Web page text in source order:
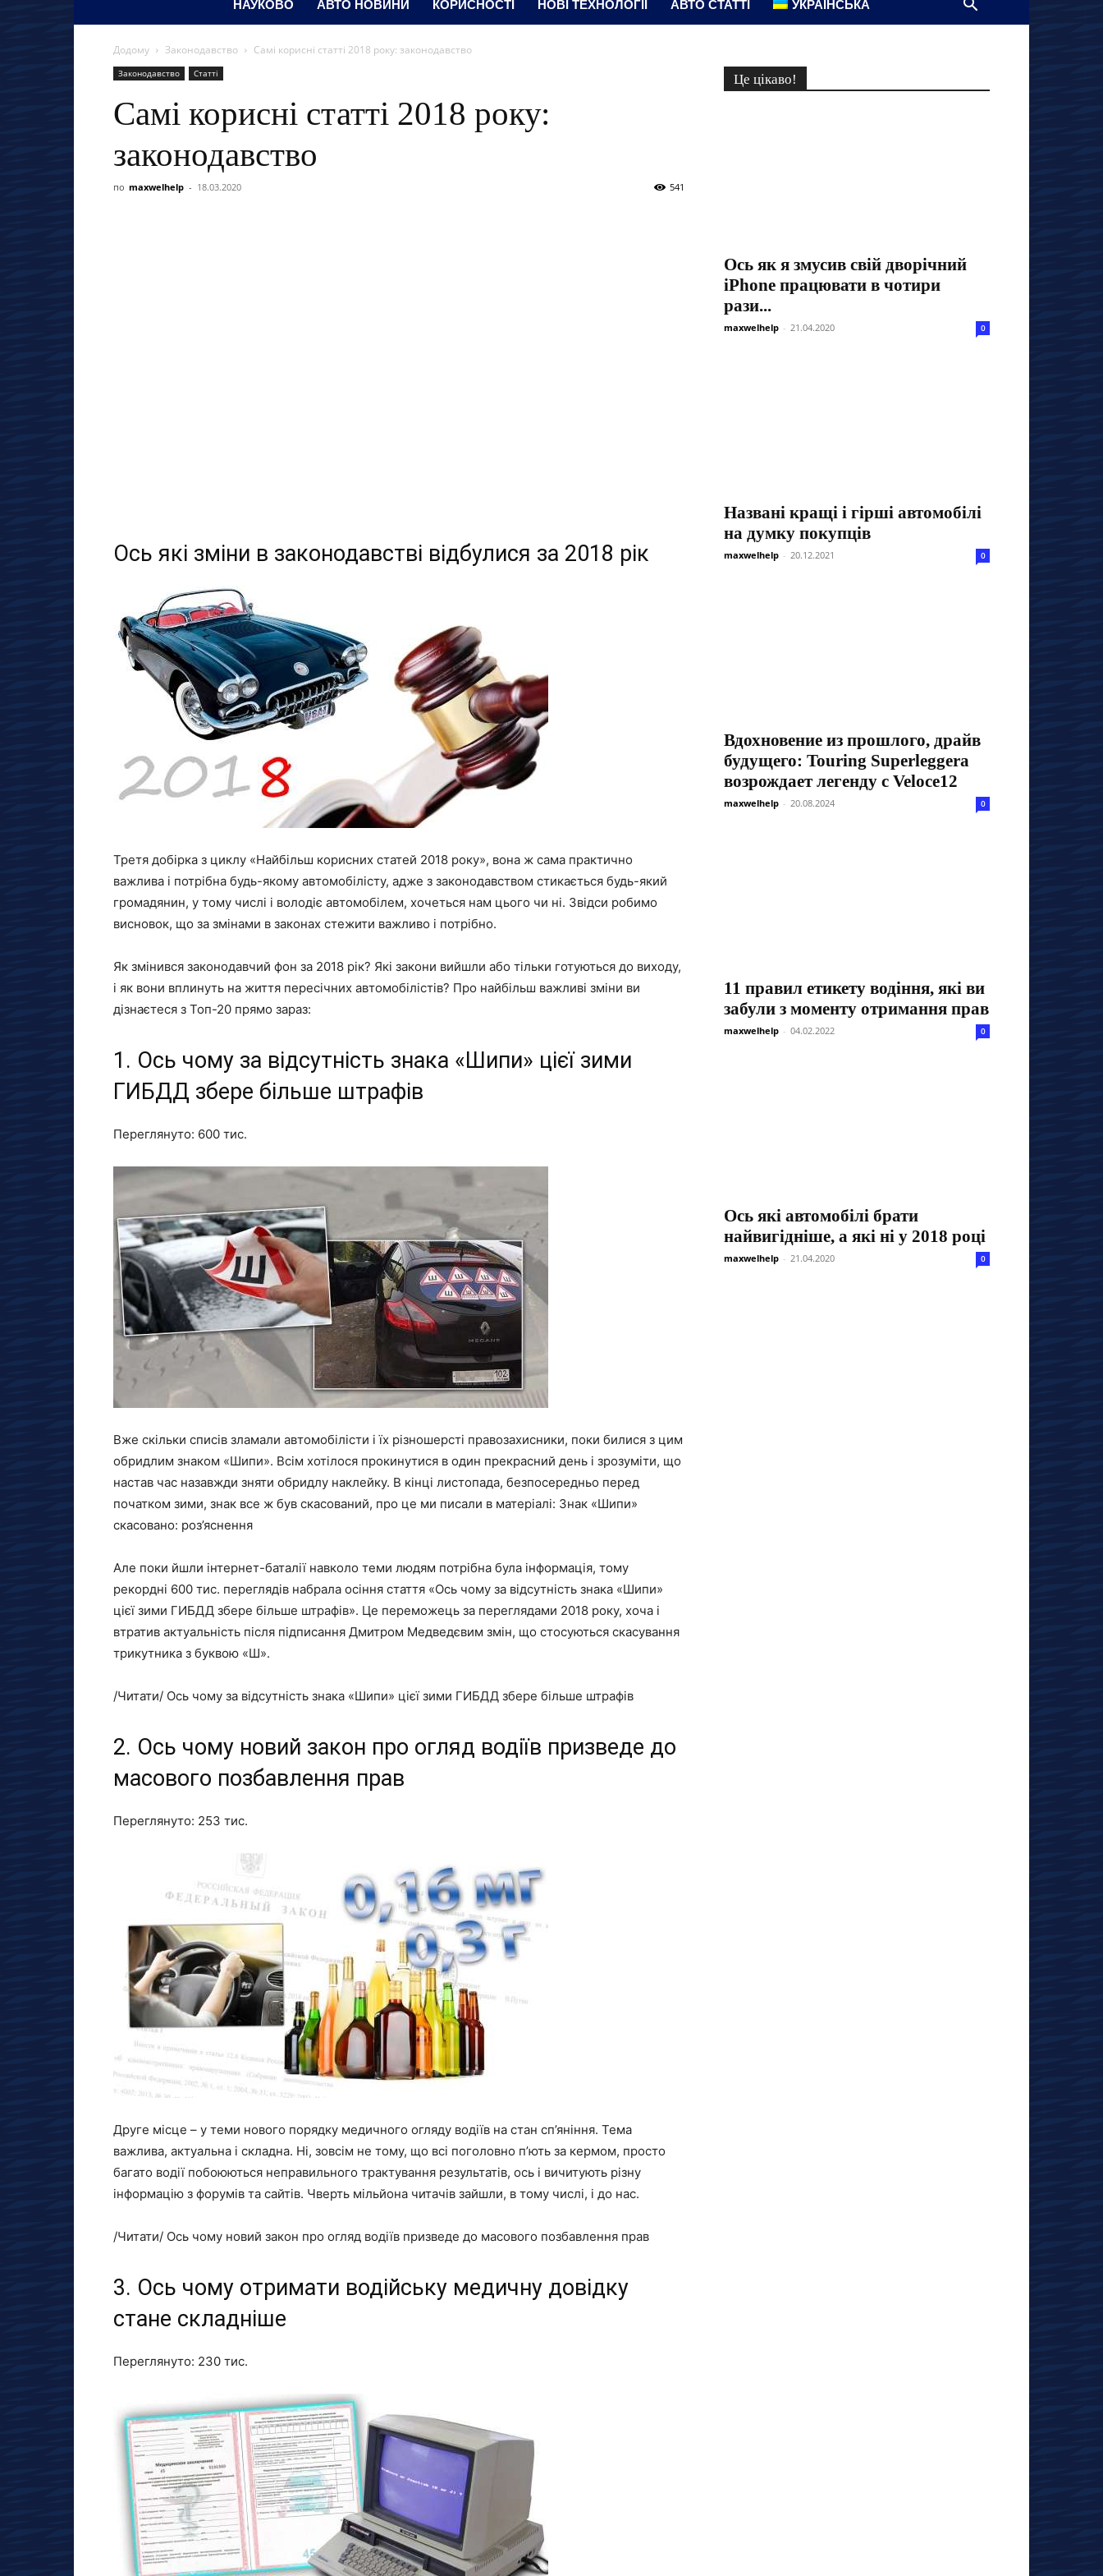
НАУКОВО АВТО НОВИНИ КОРИСНОСТІ НОВІ ТЕХНОЛОГІЇ АВТО СТАТТІ УКРАЇНСЬКА
Додому Законодавство Самі корисні статті 2018 року: законодавство
Законодавство Статті
Самі корисні статті 2018 року:
законодавство
по maxwelhelp - 18.03.2020 541
Ось які зміни в законодавстві відбулися за 2018 рік
Третя добірка з циклу «Найбільш корисних статей 2018 року», вона ж сама практично
важлива і потрібна будь-якому автомобілісту, адже з законодавством стикається будь-який
громадянин, у тому числі і володіє автомобілем, хочеться нам цього чи ні. Звідси робимо
висновок, що за змінами в законах стежити важливо і потрібно.
Як змінився законодавчий фон за 2018 рік? Які закони вийшли або тільки готуються до виходу,
і як вони вплинуть на життя пересічних автомобілістів? Про найбільш важливі зміни ви
дізнаєтеся з Топ-20 прямо зараз:
1. Ось чому за відсутність знака «Шипи» цієї зими
ГИБДД збере більше штрафів
Переглянуто: 600 тис.
Вже скільки списів зламали автомобілісти і їх різношерсті правозахисники, поки билися з цим
обридлим знаком «Шипи». Всім хотілося прокинутися в один прекрасний день і зрозуміти, що
настав час назавжди зняти обридлу наклейку. В кінці листопада, безпосередньо перед
початком зими, знак все ж був скасований, про це ми писали в матеріалі: Знак «Шипи»
скасовано: роз’яснення
Але поки йшли інтернет-баталії навколо теми людям потрібна була інформація, тому
рекордні 600 тис. переглядів набрала осіння стаття «Ось чому за відсутність знака «Шипи»
цієї зими ГИБДД збере більше штрафів». Це переможець за переглядами 2018 року, хоча і
втратив актуальність після підписання Дмитром Медведєвим змін, що стосуються скасування
трикутника з буквою «Ш».
/Читати/ Ось чому за відсутність знака «Шипи» цієї зими ГИБДД збере більше штрафів
2. Ось чому новий закон про огляд водіїв призведе до
масового позбавлення прав
Переглянуто: 253 тис.
Друге місце – у теми нового порядку медичного огляду водіїв на стан сп’яніння. Тема
важлива, актуальна і складна. Ні, зовсім не тому, що всі поголовно п’ють за кермом, просто
багато водії побоюються неправильного трактування результатів, ось і вичитують різну
інформацію з форумів та сайтів. Чверть мільйона читачів зайшли, в тому числі, і до нас.
/Читати/ Ось чому новий закон про огляд водіїв призведе до масового позбавлення прав
3. Ось чому отримати водійську медичну довідку
стане складніше
Переглянуто: 230 тис.
Це цікаво!
Ось як я змусив свій дворічний
iPhone працювати в чотири
рази...
maxwelhelp - 21.04.2020 0
Названі кращі і гірші автомобілі
на думку покупців
maxwelhelp - 20.12.2021 0
Вдохновение из прошлого, драйв
будущего: Touring Superleggera
возрождает легенду с Veloce12
maxwelhelp - 20.08.2024 0
11 правил етикету водіння, які ви
забули з моменту отримання прав
maxwelhelp - 04.02.2022 0
Ось які автомобілі брати
найвигідніше, а які ні у 2018 році
maxwelhelp - 21.04.2020 0